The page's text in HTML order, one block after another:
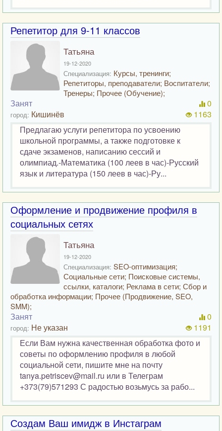
Репетитор для 9-11 классов
Татьяна
19-12-2020
Специализация: Курсы, тренинги;
Репетиторы, преподаватели; Воспитатели;
Тренеры; Прочее (Обучение);
Занят
город: Кишинёв
0
1163
Предлагаю услуги репетитора по усвоению
школьной программы, а также подготовке к
сдаче экзаменов, написанию сессий и
олимпиад.-Математика (100 леев в час)-Русский
язык и литература (150 леев в час)-Ру...
Оформление и продвижение профиля в
социальных сетях
Татьяна
19-12-2020
Специализация: SEO-оптимизация;
Социальные сети; Поисковые системы,
ссылки, каталоги; Реклама в сети; Сбор и
обработка информации; Прочее (Продвижение, SEO,
SMM);
Занят
город: Не указан
0
1191
Если Вам нужна качественная обработка фото и
советы по оформлению профиля в любой
социальной сети, пишите мне на почту
tanya.petriscev@mail.ru или в Телеграм
+373(79)571293 С радостью возьмусь за рабо...
Создам Ваш имидж в Инстаграм